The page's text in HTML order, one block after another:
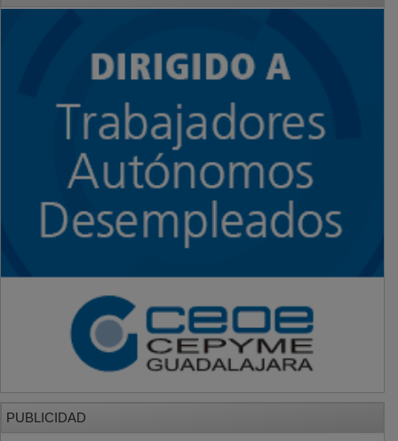
PUBLICIDAD